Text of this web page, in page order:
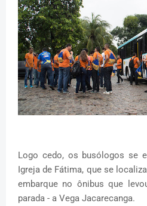
Logo cedo, os busólogos se
Igreja de Fátima, que se
embarque no ônibus que
parada - a Vega Jacarecanga.